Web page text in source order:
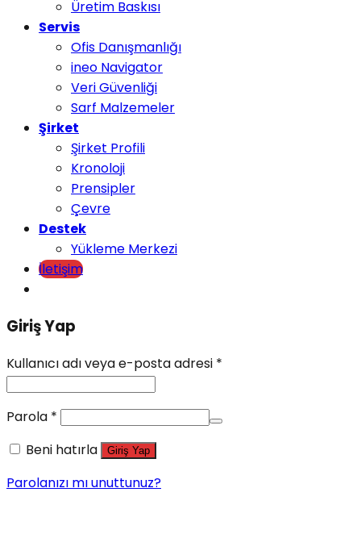
Üretim Baskısı
Servis
Ofis Danışmanlığı
ineo Navigator
Veri Güvenliği
Sarf Malzemeler
Şirket
Şirket Profili
Kronoloji
Prensipler
Çevre
Destek
Yükleme Merkezi
İletişim
Giriş Yap
Kullanıcı adı veya e-posta adresi *
Parola *
Beni hatırla
Giriş Yap
Parolanızı mı unuttunuz?